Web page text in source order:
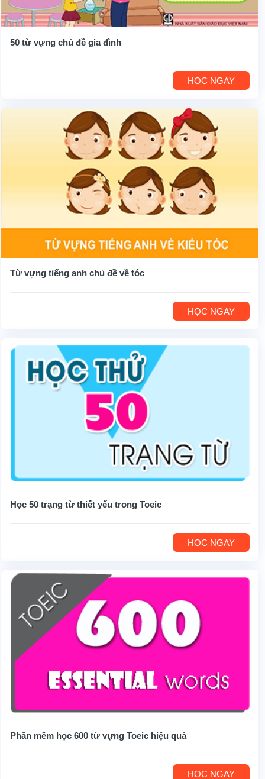
50 từ vựng chủ đề gia đình
HỌC NGAY
Từ vựng tiếng anh chủ đề về tóc
HỌC NGAY
Học 50 trạng từ thiết yếu trong Toeic
HỌC NGAY
Phần mềm học 600 từ vựng Toeic hiệu quả
HỌC NGAY